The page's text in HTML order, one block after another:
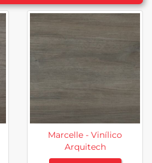
Marcelle - Vinílico
Arquitech